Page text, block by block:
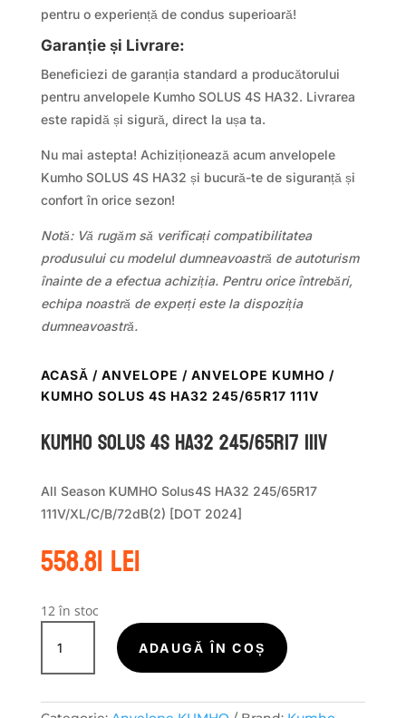
pentru o experiență de condus superioară!
Garanție și Livrare:
Beneficiezi de garanția standard a producătorului
pentru anvelopele Kumho SOLUS 4S HA32. Livrarea
este rapidă și sigură, direct la ușa ta.
Nu mai astepta! Achiziționează acum anvelopele
Kumho SOLUS 4S HA32 și bucură-te de siguranță și
confort în orice sezon!
Notă: Vă rugăm să verificați compatibilitatea
produsului cu modelul dumneavoastră de autoturism
înainte de a efectua achiziția. Pentru orice întrebări,
echipa noastră de experți este la dispoziția
dumneavoastră.
ACASĂ / ANVELOPE / ANVELOPE KUMHO /
KUMHO SOLUS 4S HA32 245/65R17 111V
Kumho SOLUS 4S HA32 245/65R17 111V
All Season KUMHO Solus4S HA32 245/65R17
111V/XL/C/B/72dB(2) [DOT 2024]
558.81lei
12 în stoc
Cantitate
Kumho
SOLUS
ADAUGĂ ÎN COȘ